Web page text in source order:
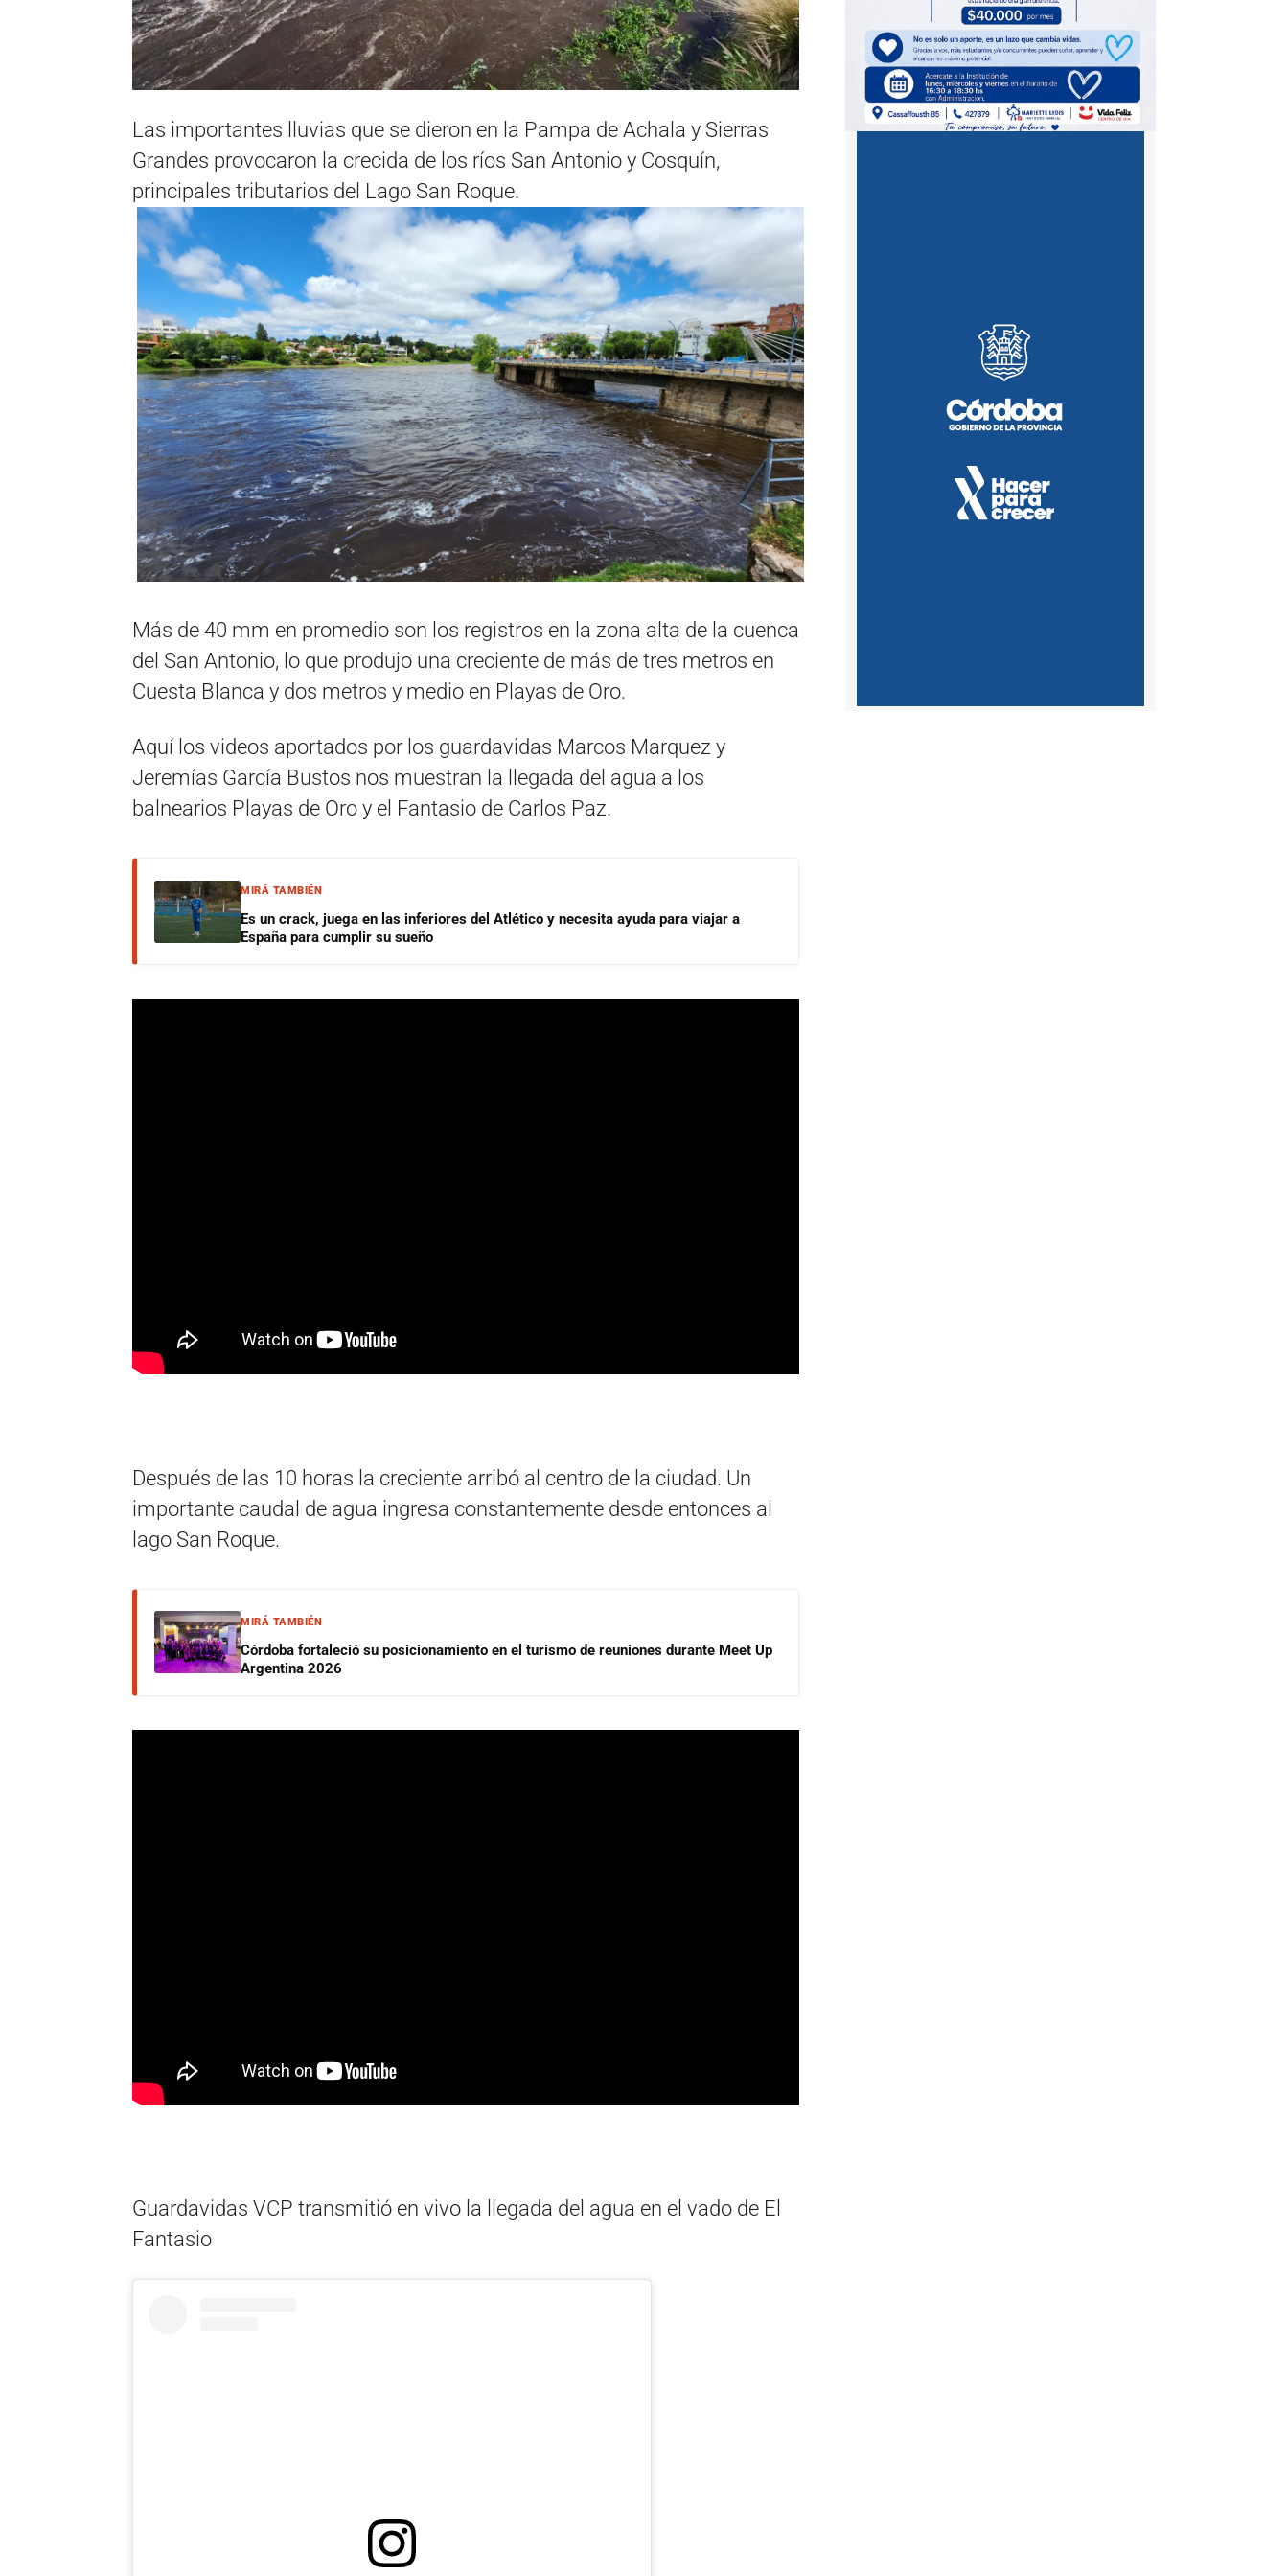
Las importantes lluvias que se dieron en la Pampa de Achala y Sierras
Grandes provocaron la crecida de los ríos San Antonio y Cosquín,
principales tributarios del Lago San Roque.
Más de 40 mm en promedio son los registros en la zona alta de la cuenca
del San Antonio, lo que produjo una creciente de más de tres metros en
Cuesta Blanca y dos metros y medio en Playas de Oro.
Aquí los videos aportados por los guardavidas Marcos Marquez y
Jeremías García Bustos nos muestran la llegada del agua a los
balnearios Playas de Oro y el Fantasio de Carlos Paz.
MIRÁ TAMBIÉN
Es un crack, juega en las inferiores del Atlético y necesita ayuda para viajar a
España para cumplir su sueño
Después de las 10 horas la creciente arribó al centro de la ciudad. Un
importante caudal de agua ingresa constantemente desde entonces al
lago San Roque.
MIRÁ TAMBIÉN
Córdoba fortaleció su posicionamiento en el turismo de reuniones durante Meet Up
Argentina 2026
Guardavidas VCP transmitió en vivo la llegada del agua en el vado de El
Fantasio